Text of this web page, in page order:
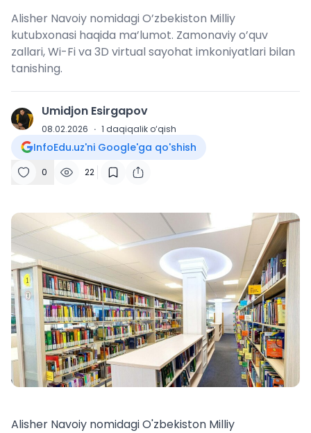
Alisher Navoiy nomidagi O’zbekiston Milliy
kutubxonasi haqida ma’lumot. Zamonaviy o’quv
zallari, Wi-Fi va 3D virtual sayohat imkoniyatlari bilan
tanishing.
U Umidjon Esirgapov
08.02.2026 · 1 daqiqalik o‘qish
InfoEdu.uz'ni Google'ga qo'shish
0 22
Alisher Navoiy nomidagi O'zbekiston Milliy